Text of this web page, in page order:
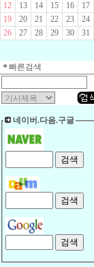
12
13 14 15 16 17
19
20 21 22 23 24
26
27 28 29 30 31
빠른검색
네이버.다음.구글